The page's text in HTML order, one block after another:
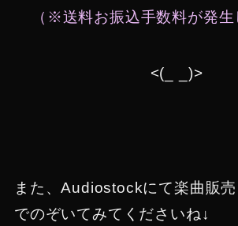
（※送料お振込手数料が発
<(_ _)>
また、Audiostockにて楽曲販
でのぞいてみてくださいね↓